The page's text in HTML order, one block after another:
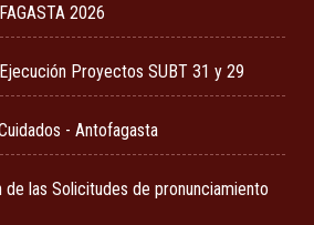
2026
Proyectos SUBT 31 y 29
- Antofagasta
de las Solicitudes de pronunciamiento